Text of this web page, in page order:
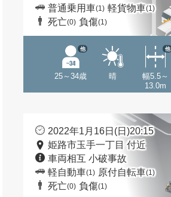
普通乗用車(1) 軽貨物車(1)
死亡(0) 負傷(1)
25～34歳
他
晴
幅5.5～
13.0m
他
2022年1月16日(日)20:15
姫路市玉手一丁目 付近
車両相互 小破事故
軽自動車(1) 原付自転車(1)
死亡(0) 負傷(1)